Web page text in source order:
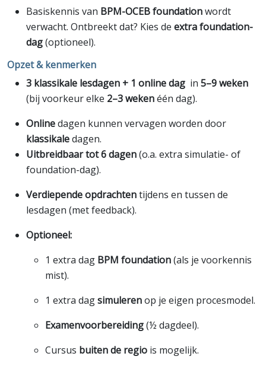
Basiskennis van BPM-OCEB foundationwordt
verwacht. Ontbreekt dat? Kies de extra foundation-
dag(optioneel).
Opzet & kenmerken
3 klassikale lesdagen + 1 online dag in 5–9 weken
(bij voorkeur elke 2–3 wekenéén dag).
Onlinedagen kunnen vervagen worden door
klassikaledagen.
Uitbreidbaar tot 6 dagen(o.a. extra simulatie- of
foundation-dag).
Verdiepende opdrachtentijdens en tussen de
lesdagen (met feedback).
Optioneel:
1 extra dag BPM foundation(als je voorkennis
mist).
1 extra dagsimulerenop je eigen procesmodel.
Examenvoorbereiding(½ dagdeel).
Cursus buiten de regio is mogelijk.